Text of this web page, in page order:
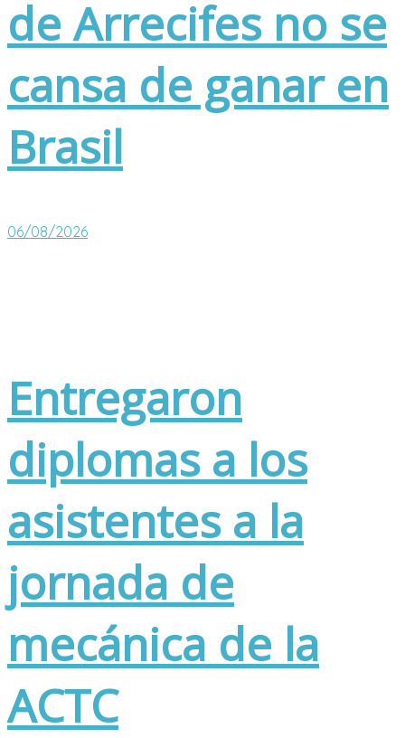
de Arrecifes no se
cansa de ganar en
Brasil
06/08/2026
Entregaron
diplomas a los
asistentes a la
jornada de
mecánica de la
ACTC